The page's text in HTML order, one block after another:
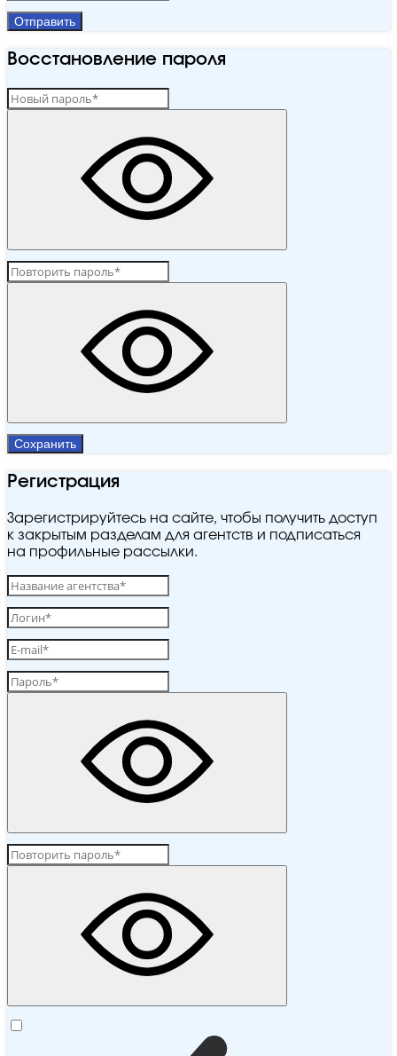
Отправить
Восстановление пароля
Сохранить
Регистрация
Зарегистрируйтесь на сайте, чтобы получить доступ
к закрытым разделам для агентств и подписаться
на профильные рассылки.